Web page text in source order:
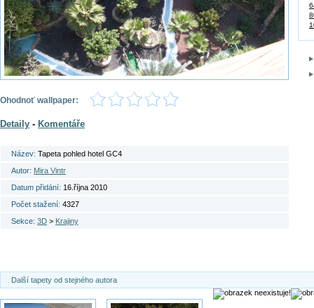
Ohodnoť wallpaper:
Detaily - Komentáře
Název: Tapeta pohled hotel GC4
Autor: Mira Vintr
Datum přidání: 16.října 2010
Počet stažení: 4327
Sekce: 3D > Krajiny
Další tapety od stejného autora